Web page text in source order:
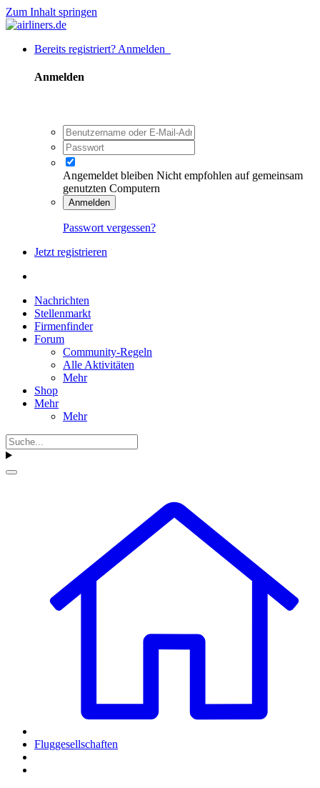
Zum Inhalt springen
Bereits registriert? Anmelden
Anmelden
Angemeldet bleiben Nicht empfohlen auf gemeinsam
genutzten Computern
Anmelden
Passwort vergessen?
Jetzt registrieren
Nachrichten
Stellenmarkt
Firmenfinder
Forum
Community-Regeln
Alle Aktivitäten
Mehr
Shop
Mehr
Mehr
Fluggesellschaften